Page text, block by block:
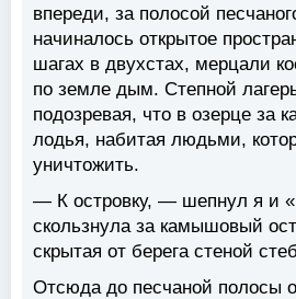
впереди, за полосой
начиналось открытое
шагах в двухстах, мерцали
по земле дым. Степной
подозревая, что в озерце за
лодья, набитая людьми,
уничтожить.
— К островку, — шепнул я и
скользнула за камышовый
скрытая от берега стеной
Отсюда до песчаной полосы